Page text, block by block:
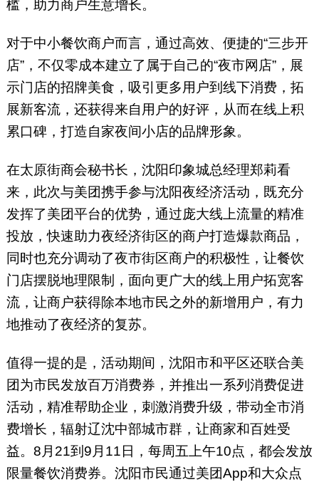
槛，助力商户生意增长。
对于中小餐饮商户而言，通过高效、便捷的“三步开
店”，不仅零成本建立了属于自己的“夜市网店”，展
示门店的招牌美食，吸引更多用户到线下消费，拓
展新客流，还获得来自用户的好评，从而在线上积
累口碑，打造自家夜间小店的品牌形象。
在太原街商会秘书长，沈阳印象城总经理郑莉看
来，此次与美团携手参与沈阳夜经济活动，既充分
发挥了美团平台的优势，通过庞大线上流量的精准
投放，快速助力夜经济街区的商户打造爆款商品，
同时也充分调动了夜市街区商户的积极性，让餐饮
门店摆脱地理限制，面向更广大的线上用户拓宽客
流，让商户获得除本地市民之外的新增用户，有力
地推动了夜经济的复苏。
值得一提的是，活动期间，沈阳市和平区还联合美
团为市民发放百万消费券，并推出一系列消费促进
活动，精准帮助企业，刺激消费升级，带动全市消
费增长，辐射辽沈中部城市群，让商家和百姓受
益。8月21到9月11日，每周五上午10点，都会发放
限量餐饮消费券。沈阳市民通过美团App和大众点